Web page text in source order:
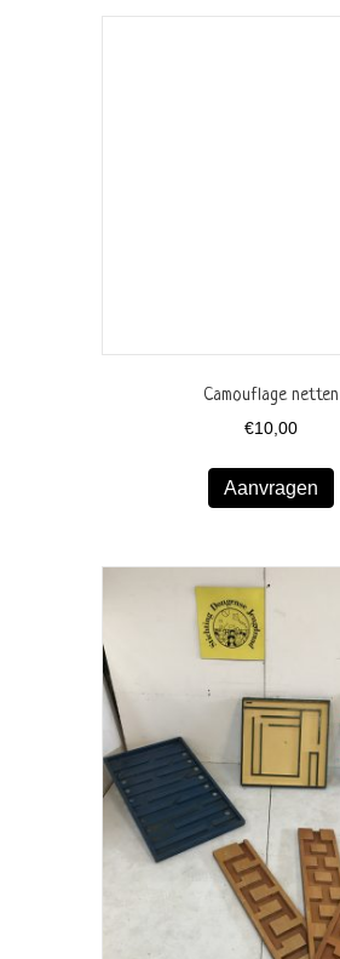
Camouflage netten
€10,00
Aanvragen